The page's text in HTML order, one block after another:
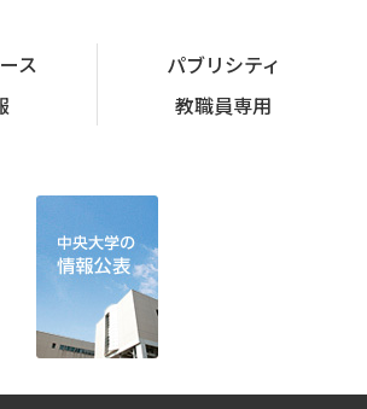
ス
パブリシティ
教職員専用